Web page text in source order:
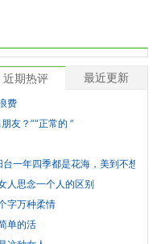
近期热评 最近更新
费
友？”“正常的 ”
一年四季都是花海，美到不想出门
人思念一个人的区别
字万种柔情
单的活